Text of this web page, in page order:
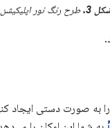
3. طرح رنگ نور
به صورت دستی ایجاد